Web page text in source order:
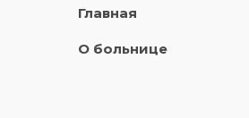
Главная
О больнице